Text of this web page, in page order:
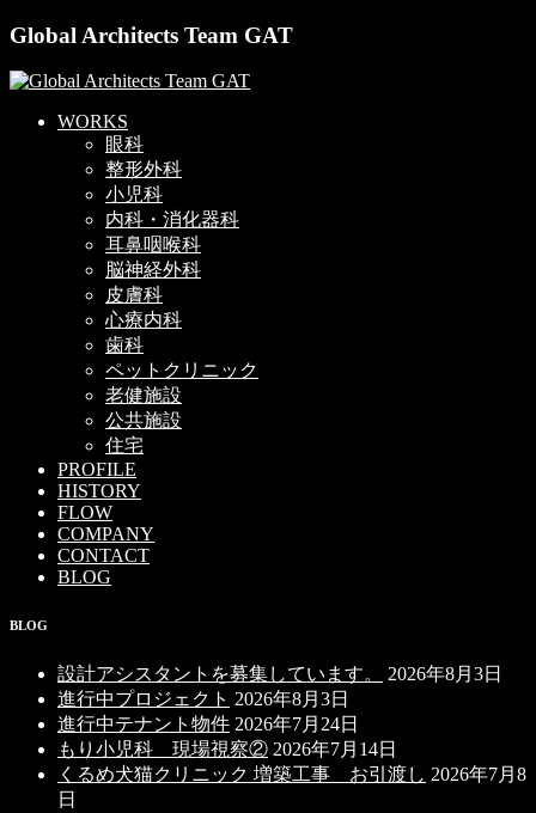
Global Architects Team GAT
WORKS
眼科
整形外科
小児科
内科・消化器科
耳鼻咽喉科
脳神経外科
皮膚科
心療内科
歯科
ペットクリニック
老健施設
公共施設
住宅
PROFILE
HISTORY
FLOW
COMPANY
CONTACT
BLOG
BLOG
設計アシスタントを募集しています。
2026年8月3日
進行中プロジェクト 2026年8月3日
進行中テナント物件 2026年7月24日
もり小児科 現場視察② 2026年7月14日
くるめ犬猫クリニック 増築工事 お引渡し 2026年7月8
日